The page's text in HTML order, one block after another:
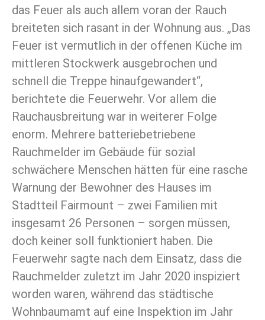
das Feuer als auch allem voran der Rauch
breiteten sich rasant in der Wohnung aus. „Das
Feuer ist vermutlich in der offenen Küche im
mittleren Stockwerk ausgebrochen und
schnell die Treppe hinaufgewandert“,
berichtete die Feuerwehr. Vor allem die
Rauchausbreitung war in weiterer Folge
enorm. Mehrere batteriebetriebene
Rauchmelder im Gebäude für sozial
schwächere Menschen hätten für eine rasche
Warnung der Bewohner des Hauses im
Stadtteil Fairmount – zwei Familien mit
insgesamt 26 Personen – sorgen müssen,
doch keiner soll funktioniert haben. Die
Feuerwehr sagte nach dem Einsatz, dass die
Rauchmelder zuletzt im Jahr 2020 inspiziert
worden waren, während das städtische
Wohnbaumamt auf eine Inspektion im Jahr